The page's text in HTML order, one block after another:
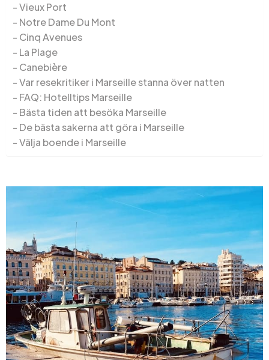
Vieux Port
Notre Dame Du Mont
Cinq Avenues
La Plage
Canebière
Var resekritiker i Marseille stanna över natten
FAQ: Hotelltips Marseille
Bästa tiden att besöka Marseille
De bästa sakerna att göra i Marseille
Välja boende i Marseille